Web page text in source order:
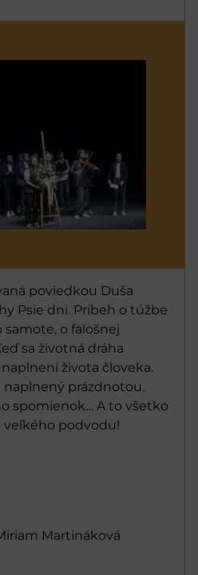
poviedkou Duša
Psie dni. Príbeh o túžbe
samote, o falošnej
sa životná dráha
života človeka.
naplnený prázdnotou.
spomienok… A to všetko
veľkého podvodu!
Martináková